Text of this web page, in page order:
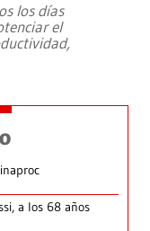
los días
el
a los 68 años